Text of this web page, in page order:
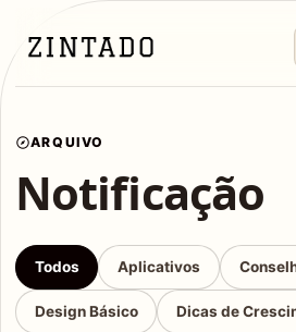
ARQUIVO
Notificação
Todos Aplicativos
Design Básico Dicas de